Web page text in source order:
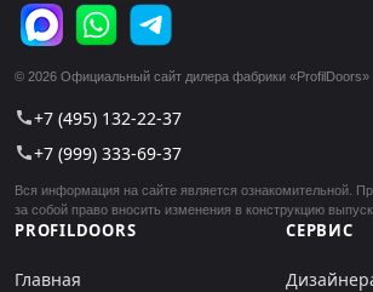
© 2026 Официальный сайт дилера фабрики «ProfilDoors»
call+7 (495) 132-22-37
call+7 (999) 333-69-37
Вся информация на сайте является ознакомительной.
за собой право вносить изменения в конструкцию
PROFILDOORS
Главная
СЕРВИС